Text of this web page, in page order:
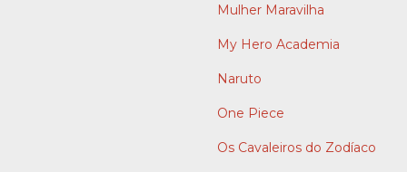
Mulher Maravilha
My Hero Academia
Naruto
One Piece
Os Cavaleiros do Zodíaco